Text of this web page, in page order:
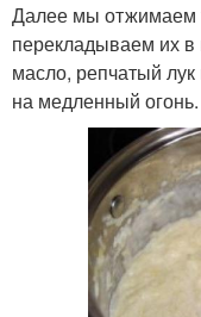
Далее мы отжимаем
перекладываем их
масло, репчатый
на медленный огонь.